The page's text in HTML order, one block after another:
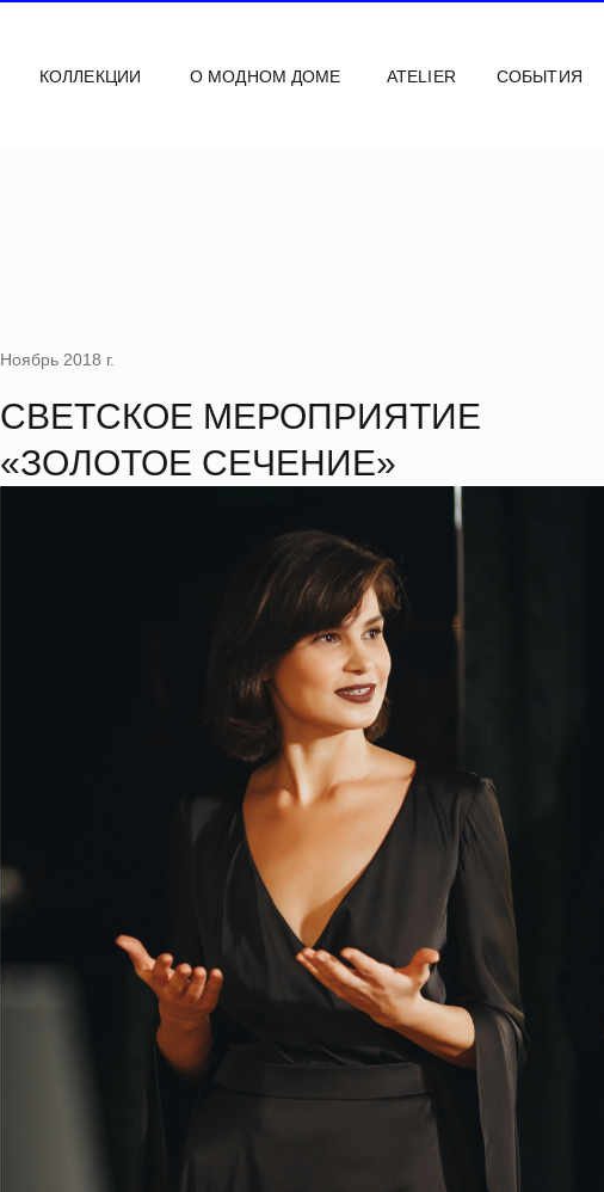
КОЛЛЕКЦИИ О МОДНОМ ДОМЕ ATELIER СОБЫТИЯ
Ноябрь 2018 г.
СВЕТСКОЕ МЕРОПРИЯТИЕ
«ЗОЛОТОЕ СЕЧЕНИЕ»